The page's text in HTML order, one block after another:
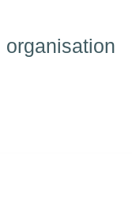
organisation